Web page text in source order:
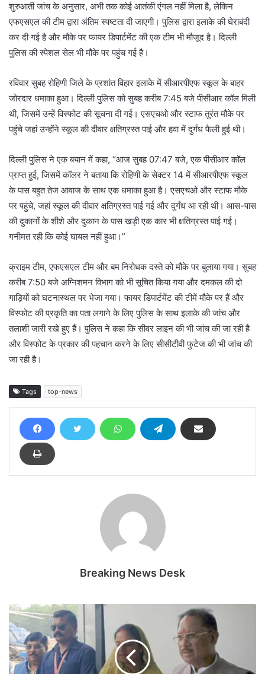
शुरुआती जांच के अनुसार, अभी तक कोई आतंकी एंगल नहीं मिला है, लेकिन
एफएसएल की टीम द्वारा अंतिम स्पष्टता दी जाएगी। पुलिस द्वारा इलाके की घेराबंदी
कर दी गई है और मौके पर फायर डिपार्टमेंट की एक टीम भी मौजूद है। दिल्ली
पुलिस की स्पेशल सेल भी मौके पर पहुंच गई है।
रविवार सुबह रोहिणी जिले के प्रशांत विहार इलाके में सीआरपीएफ स्कूल के बाहर
जोरदार धमाका हुआ। दिल्ली पुलिस को सुबह करीब 7:45 बजे पीसीआर कॉल मिली
थी, जिसमें उन्हें विस्फोट की सूचना दी गई। एसएचओ और स्टाफ तुरंत मौके पर
पहुंचे जहां उन्होंने स्कूल की दीवार क्षतिग्रस्त पाई और हवा में दुर्गंध फैली हुई थी।
दिल्ली पुलिस ने एक बयान में कहा, “आज सुबह 07:47 बजे, एक पीसीआर कॉल
प्राप्त हुई, जिसमें कॉलर ने बताया कि रोहिणी के सेक्टर 14 में सीआरपीएफ स्कूल
के पास बहुत तेज आवाज के साथ एक धमाका हुआ है। एसएचओ और स्टाफ मौके
पर पहुंचे, जहां स्कूल की दीवार क्षतिग्रस्त पाई गई और दुर्गंध आ रही थी। आस-पास
की दुकानों के शीशे और दुकान के पास खड़ी एक कार भी क्षतिग्रस्त पाई गई।
गनीमत रही कि कोई घायल नहीं हुआ।”
क्राइम टीम, एफएसएल टीम और बम निरोधक दस्ते को मौके पर बुलाया गया। सुबह
करीब 7:50 बजे अग्निशमन विभाग को भी सूचित किया गया और दमकल की दो
गाड़ियों को घटनास्थल पर भेजा गया। फायर डिपार्टमेंट की टीमें मौके पर हैं और
विस्फोट की प्रकृति का पता लगाने के लिए पुलिस के साथ इलाके की जांच और
तलाशी जारी रखे हुए हैं। पुलिस ने कहा कि सीवर लाइन की भी जांच की जा रही है
और विस्फोट के प्रकार की पहचान करने के लिए सीसीटीवी फुटेज की भी जांच की
जा रही है।
Tags top-news
Breaking News Desk